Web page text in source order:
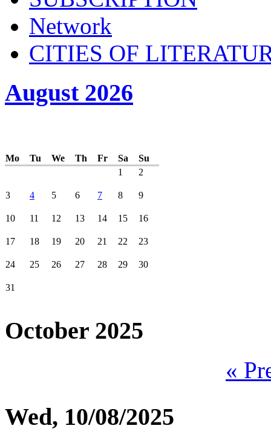
Network
CITIES OF
August 2026
Mo Tu We Th Fr Sa
Su
1
2
3 4 5 6 7 8 9
10 11 12 13 14 15 16
17 18 19 20 21 22 23
24 25 26 27 28 29 30
31
October 2025
«
Wed, 10/08/2025